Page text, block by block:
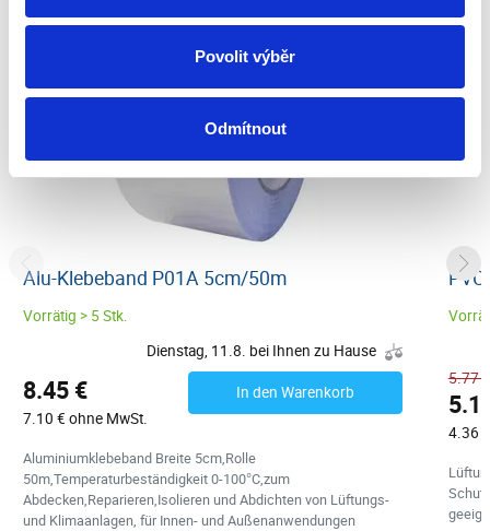
Povolit výběr
Odmítnout
Alu-Klebeband P01A 5cm/50m
Vorrätig > 5 Stk.
Dienstag, 11.8. bei Ihnen zu Hause
8.45 €
7.10 € ohne MwSt.
In den Warenkorb
Aluminiumklebeband Breite 5cm,Rolle
50m,Temperaturbeständigkeit 0-100°C,zum
Abdecken,Reparieren,Isolieren und Abdichten von Lüftungs-
und Klimaanlagen, für Innen- und Außenanwendungen
5.77 €
4.36